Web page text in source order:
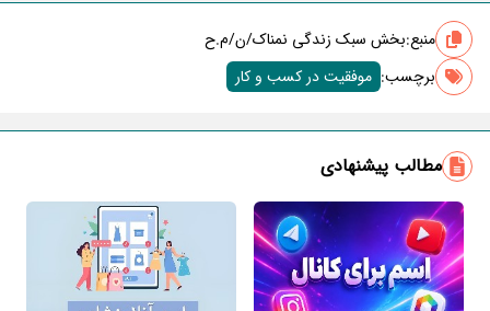
منبع:بخش سبک زندگی نمناک/ن/م.ح
برچسب‌: موفقیت در کسب و کار
مطالب پیشنهادی